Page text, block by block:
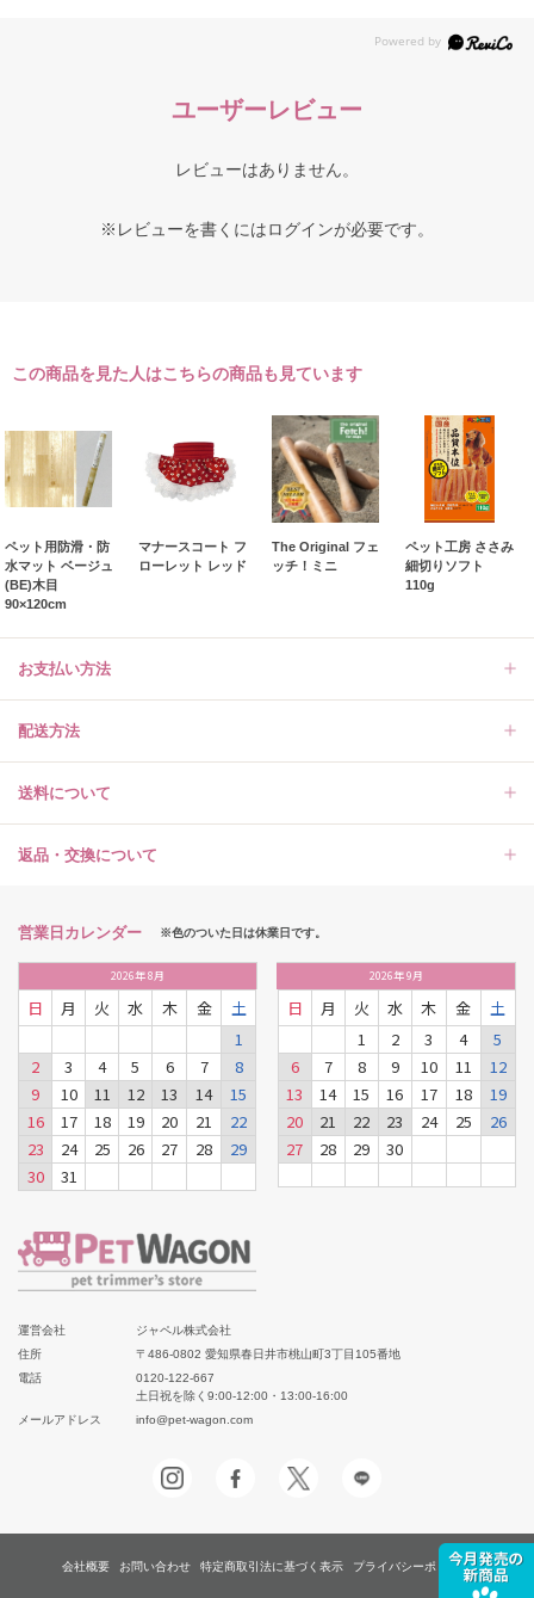
ユーザーレビュー
レビューはありません。
※レビューを書くにはログインが必要です。
この商品を見た人はこちらの商品も見ています
ペット用防滑・防
水マット ベージュ
(BE)木目
90×120cm
マナースコート フ
ローレット レッド
The Original フェ
ッチ！ミニ
ペット工房 ささみ
細切りソフト
110g
お支払い方法
配送方法
送料について
返品・交換について
営業日カレンダー ※色のついた日は休業日です。
2026年8月
日 月 火 水 木 金
土
1
2
3 4 5 6 7
8
9
10 11 12 13 14
15
16
17 18 19 20 21
22
23
24 25 26 27 28
29
30
31
2026年9月
日 月 火 水 木 金
土
1
2 3 4
5
6
7 8 9 10 11
12
13
14 15 16 17 18
19
20
21 22 23 24 25
26
27
28 29 30
運営会社
ジャペル株式会社
住所
〒486-0802 愛知県春日井市桃山町3丁目105番地
電話
0120-122-667
土日祝を除く9:00-12:00・13:00-16:00
メールアドレス
info@pet-wagon.com
会社概要 お問い合わせ 特定商取引法に基づく表示 プライバシーポリシー